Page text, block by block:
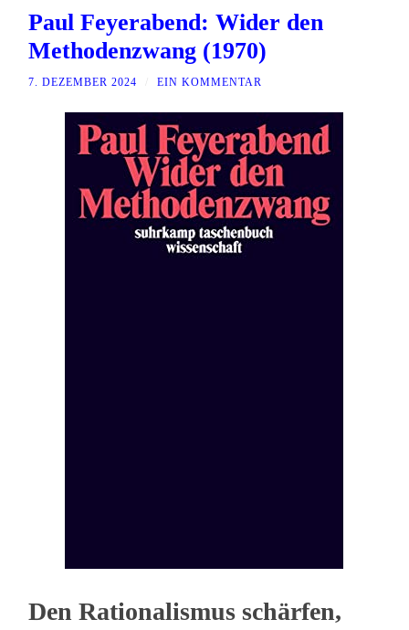
Paul Feyerabend: Wider den
Methodenzwang (1970)
7. DEZEMBER 2024 EIN KOMMENTAR
Den Rationalismus schärfen,